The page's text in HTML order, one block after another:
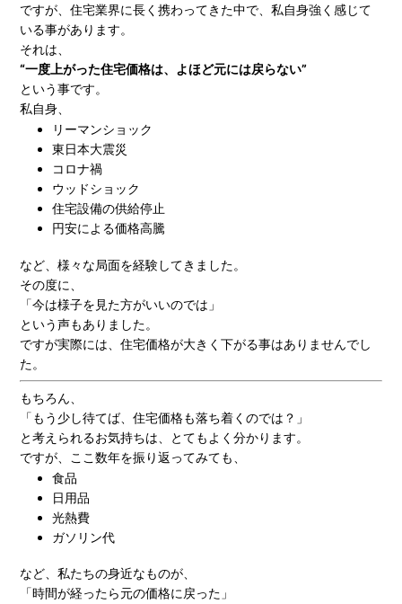
ですが、住宅業界に長く携わってきた中で、私自身強く感じて
いる事があります。
それは、
“一度上がった住宅価格は、よほど元には戻らない”
という事です。
私自身、
リーマンショック
東日本大震災
コロナ禍
ウッドショック
住宅設備の供給停止
円安による価格高騰
など、様々な局面を経験してきました。
その度に、
「今は様子を見た方がいいのでは」
という声もありました。
ですが実際には、住宅価格が大きく下がる事はありませんでし
た。
もちろん、
「もう少し待てば、住宅価格も落ち着くのでは？」
と考えられるお気持ちは、とてもよく分かります。
ですが、ここ数年を振り返ってみても、
食品
日用品
光熱費
ガソリン代
など、私たちの身近なものが、
「時間が経ったら元の価格に戻った」